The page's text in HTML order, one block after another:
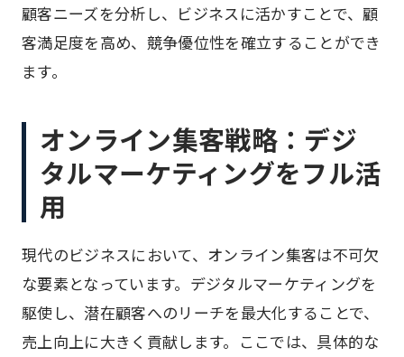
顧客ニーズを分析し、ビジネスに活かすことで、顧
客満足度を高め、競争優位性を確立することができ
ます。
オンライン集客戦略：デジ
タルマーケティングをフル活
用
現代のビジネスにおいて、オンライン集客は不可欠
な要素となっています。デジタルマーケティングを
駆使し、潜在顧客へのリーチを最大化することで、
売上向上に大きく貢献します。ここでは、具体的な